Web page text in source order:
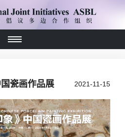
瓷画作品展 2021-11-15